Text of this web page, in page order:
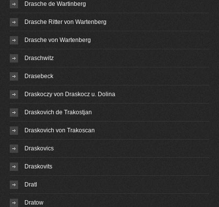
Drasche de Wartinberg
Drasche Ritter von Wartenberg
Drasche von Wartenberg
Draschwitz
Drasebeck
Draskoczy von Draskocz u. Dolina
Draskovich de Trakostjan
Draskovich von Trakoscan
Draskovics
Draskovits
Dratl
Dratow